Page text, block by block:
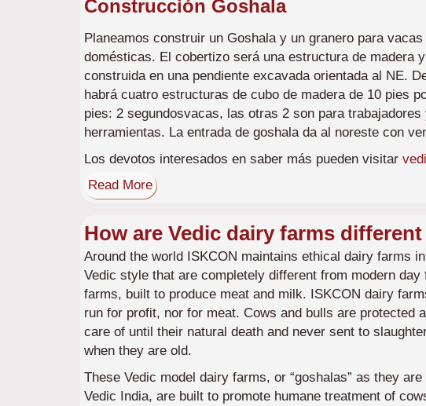
Construcción Goshala
Planeamos construir un Goshala y un granero para vacas
domésticas. El cobertizo será una estructura de madera
construida en una pendiente excavada orientada al NE.
habrá cuatro estructuras de cubo de madera de 10 pies
pies: 2 segundosvacas, las otras 2 son para trabajadores
herramientas. La entrada de goshala da al noreste con
Los devotos interesados en saber más pueden visitar
Read More
How are Vedic dairy farms
Around the world ISKCON maintains ethical dairy farms
Vedic style that are completely different from modern day
farms, built to produce meat and milk. ISKCON dairy
run for profit, nor for meat. Cows and bulls are protected
care of until their natural death and never sent to
when they are old.
These Vedic model dairy farms, or “goshalas” as they
Vedic India, are built to promote humane treatment of